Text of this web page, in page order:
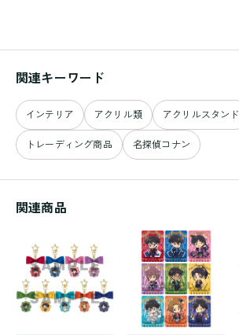
関連キーワード
インテリア アクリル類 アクリルスタンド
トレーディング商品 名探偵コナン
関連商品